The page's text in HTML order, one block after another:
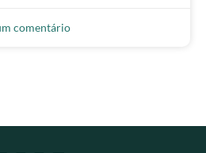
comentário